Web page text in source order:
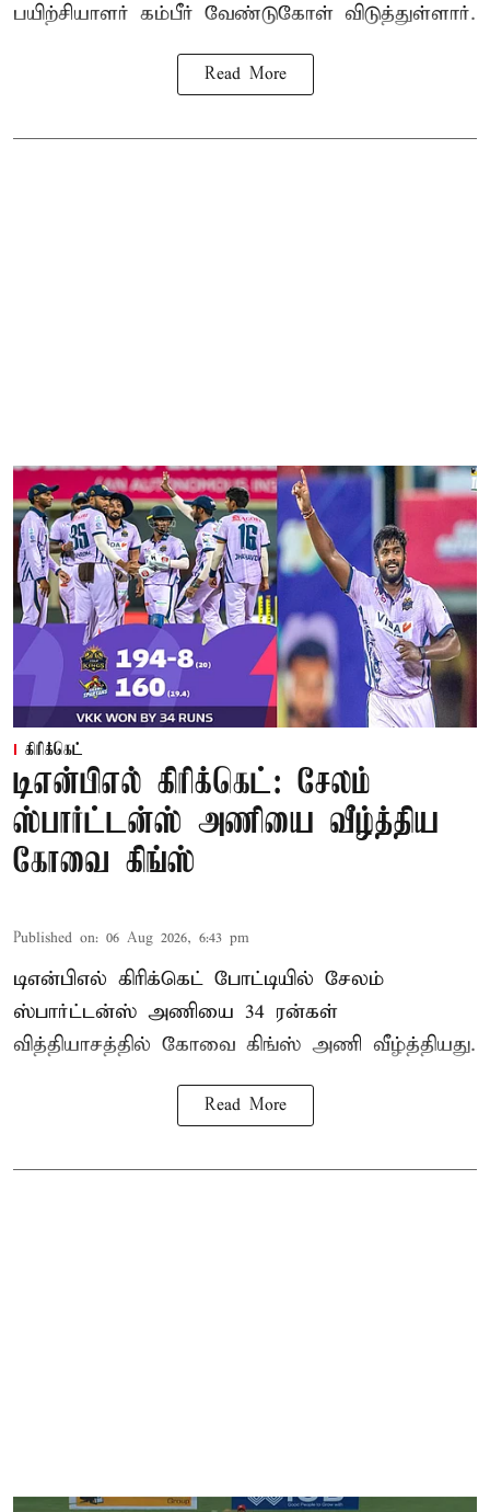
பயிற்சியாளர் கம்பீர் வேண்டுகோள் விடுத்துள்ளார்.
Read More
கிரிக்கெட்
டிஎன்பிஎல் கிரிக்கெட்: சேலம்
ஸ்பார்ட்டன்ஸ் அணியை வீழ்த்திய
கோவை கிங்ஸ்
Published on: 06 Aug 2026, 6:43 pm
டிஎன்பிஎல் கிரிக்கெட் போட்டியில் சேலம்
ஸ்பார்ட்டன்ஸ் அணியை 34 ரன்கள்
வித்தியாசத்தில் கோவை கிங்ஸ் அணி வீழ்த்தியது.
Read More